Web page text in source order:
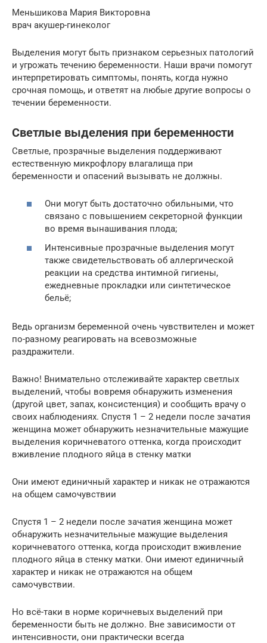
Меньшикова Мария Викторовна
врач акушер-гинеколог
Выделения могут быть признаком серьезных патологий
и угрожать течению беременности. Наши врачи помогут
интерпретировать симптомы, понять, когда нужно
срочная помощь, и ответят на любые другие вопросы о
течении беременности.
Светлые выделения при беременности
Светлые, прозрачные выделения поддерживают
естественную микрофлору влагалища при
беременности и опасений вызывать не должны.
Они могут быть достаточно обильными, что
связано с повышением секреторной функции
во время вынашивания плода;
Интенсивные прозрачные выделения могут
также свидетельствовать об аллергической
реакции на средства интимной гигиены,
ежедневные прокладки или синтетическое
бельё;
Ведь организм беременной очень чувствителен и может
по-разному реагировать на всевозможные
раздражители.
Важно! Внимательно отслеживайте характер светлых
выделений, чтобы вовремя обнаружить изменения
(другой цвет, запах, консистенция) и сообщить врачу о
своих наблюдениях. Спустя 1 – 2 недели после зачатия
женщина может обнаружить незначительные мажущие
выделения коричневатого оттенка, когда происходит
вживление плодного яйца в стенку матки
Они имеют единичный характер и никак не отражаются
на общем самочувствии
Спустя 1 – 2 недели после зачатия женщина может
обнаружить незначительные мажущие выделения
коричневатого оттенка, когда происходит вживление
плодного яйца в стенку матки. Они имеют единичный
характер и никак не отражаются на общем
самочувствии.
Но всё-таки в норме коричневых выделений при
беременности быть не должно. Вне зависимости от
интенсивности, они практически всегда